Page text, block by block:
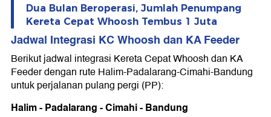
Dua Bulan Beroperasi, Jumlah Penumpang
Kereta Cepat Whoosh Tembus 1 Juta
Jadwal Integrasi KC Whoosh dan KA Feeder
Berikut jadwal integrasi Kereta Cepat Whoosh dan KA
Feeder dengan rute Halim-Padalarang-Cimahi-Bandung
untuk perjalanan pulang pergi (PP):
Halim - Padalarang - Cimahi - Bandung